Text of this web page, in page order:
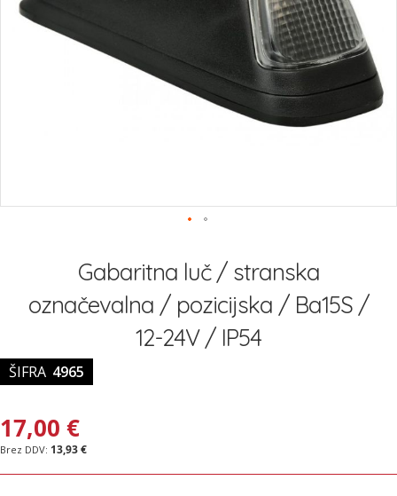
Gabaritna luč / stranska
označevalna / pozicijska / Ba15S /
12-24V / IP54
ŠIFRA 4965
17,00 €
13,93 €